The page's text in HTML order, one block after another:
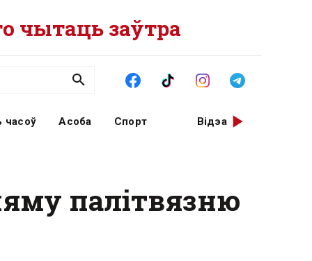
чытаць заўтра
часоў Асоба Спорт Відэа
палітвязню